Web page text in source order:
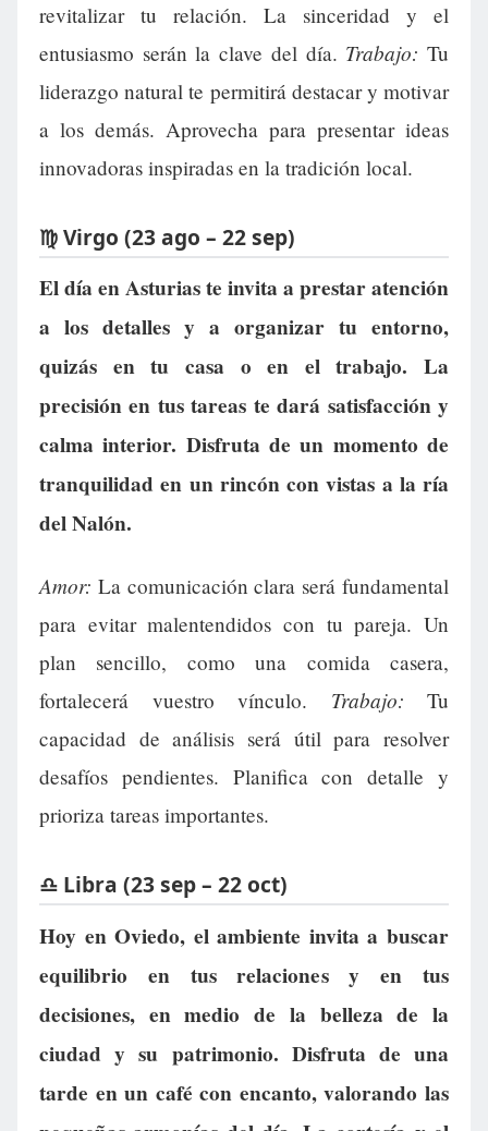
revitalizar tu relación. La sinceridad y el
entusiasmo serán la clave del día. Trabajo: Tu
liderazgo natural te permitirá destacar y motivar
a los demás. Aprovecha para presentar ideas
innovadoras inspiradas en la tradición local.
♍ Virgo (23 ago – 22 sep)
El día en Asturias te invita a prestar atención
a los detalles y a organizar tu entorno,
quizás en tu casa o en el trabajo. La
precisión en tus tareas te dará satisfacción y
calma interior. Disfruta de un momento de
tranquilidad en un rincón con vistas a la ría
del Nalón.
Amor: La comunicación clara será fundamental
para evitar malentendidos con tu pareja. Un
plan sencillo, como una comida casera,
fortalecerá vuestro vínculo. Trabajo: Tu
capacidad de análisis será útil para resolver
desafíos pendientes. Planifica con detalle y
prioriza tareas importantes.
♎ Libra (23 sep – 22 oct)
Hoy en Oviedo, el ambiente invita a buscar
equilibrio en tus relaciones y en tus
decisiones, en medio de la belleza de la
ciudad y su patrimonio. Disfruta de una
tarde en un café con encanto, valorando las